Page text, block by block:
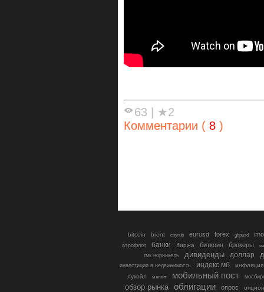
63
★2
Комментарии ( 8 )
bitcoin brent cnyrub eurusd forex gbpusd
аэрофлот банки биржа биткоин брокеры
гмк норникель
дивиденды доллар
инвестиции в недвижимость индекс мб
инфляция
лукойл
магнит мобильный пост
обзор рынка облигации опрос